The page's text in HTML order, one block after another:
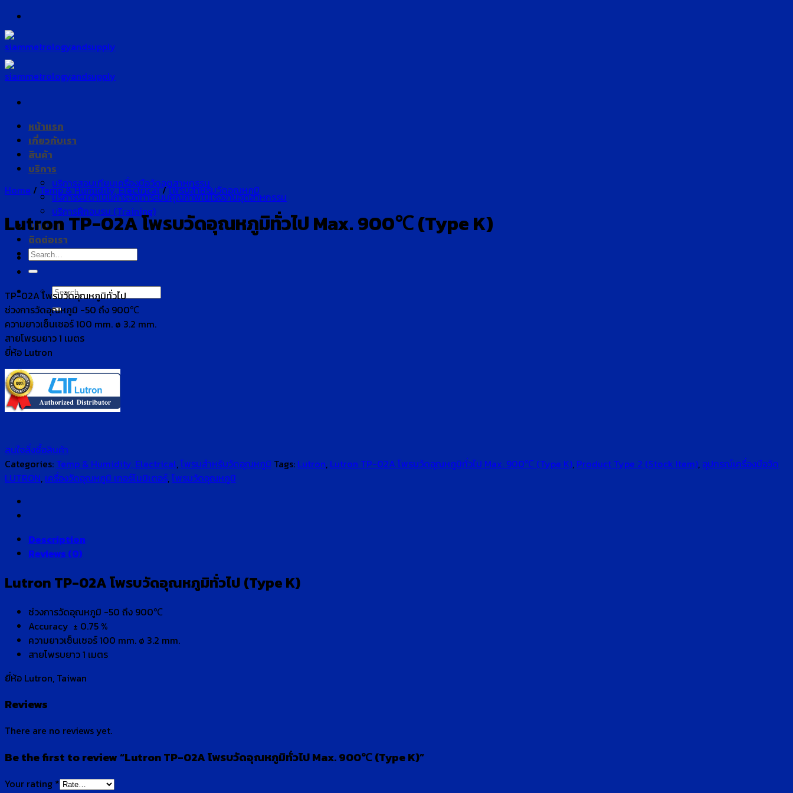
Skip
to
content
หน้าแรก
เกี่ยวกับเรา
สินค้า
บริการ
บริการสอบเทียบเครื่องมือวัดอุตสาหกรรม
บริการรับดำเนินการจัดทำระบบคุณภาพในโรงงานอุตสาหกรรม
บริการฝึกอบรม (Training)
บทความ
ติดต่อเรา
Search
for:
Search
for:
Home / Temp & Humidity, Electrical/โพรบสำหรับวัดอุณหภูมิ
Lutron TP-02A โพรบวัดอุณหภูมิทั่วไป Max. 900℃ (Type K)
TP-02A โพรบวัดอุณหภูมิทั่วไป
ช่วงการวัดอุณหภูมิ -50 ถึง 900℃
ความยาวเซ็นเซอร์ 100 mm. ø 3.2 mm.
สายโพรบยาว 1 เมตร
ยี่ห้อ Lutron
สนใจสั่งซื้อสินค้า
Categories: Temp & Humidity, Electrical,โพรบสำหรับวัดอุณหภูมิ Tags: Lutron, Lutron TP-02A โพรบวัดอุณหภูมิทั่วไป Max. 900℃ (Type K), Product Type 2 (Stock Item), อุปกรณ์เครื่องมือวัด
LUTRON, เครื่องวัดอุณหภูมิ เทอร์โมมิเตอร์,โพรบวัดอุณหภูมิ
Description
Reviews (0)
Lutron TP-02A โพรบวัดอุณหภูมิทั่วไป (Type K)
ช่วงการวัดอุณหภูมิ -50 ถึง 900℃
Accuracy ± 0.75 %
ความยาวเซ็นเซอร์ 100 mm. ø 3.2 mm.
สายโพรบยาว 1 เมตร
ยี่ห้อ Lutron, Taiwan
Reviews
There are no reviews yet.
Be the first to review “Lutron TP-02A โพรบวัดอุณหภูมิทั่วไป Max. 900℃ (Type K)”
Your rating *